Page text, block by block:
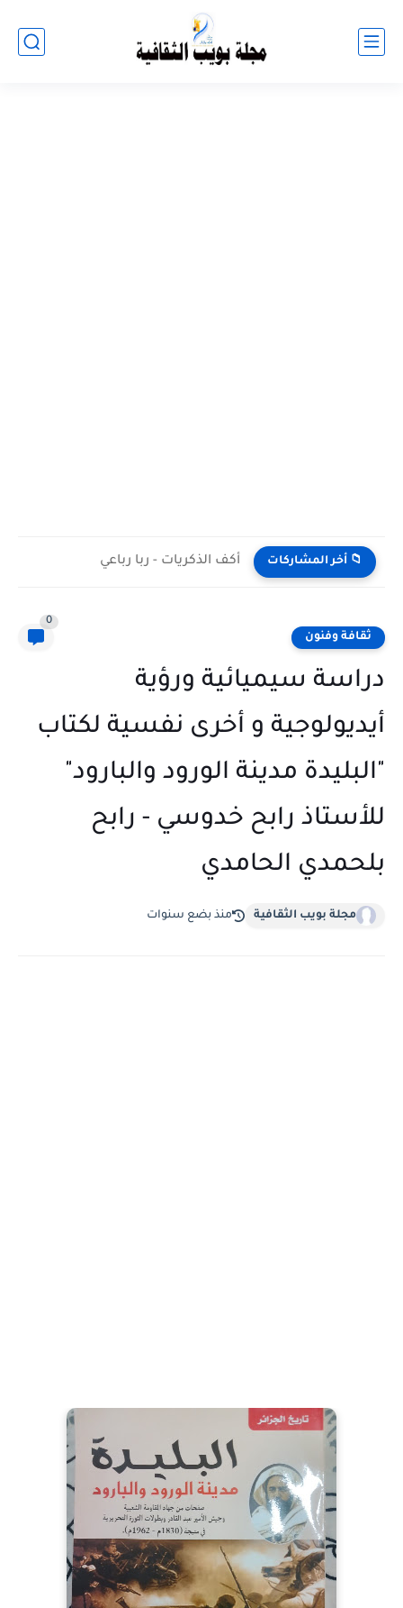
📁 أخر المشاركات أكف الذكريات - ربا رباعي
ثقافة وفنون
0
دراسة سيميائية ورؤية
أيديولوجية و أخرى نفسية لكتاب
"البليدة مدينة الورود والبارود"
للأستاذ رابح خدوسي - رابح
بلحمدي الحامدي
مجلة بويب الثقافية منذ بضع سنوات